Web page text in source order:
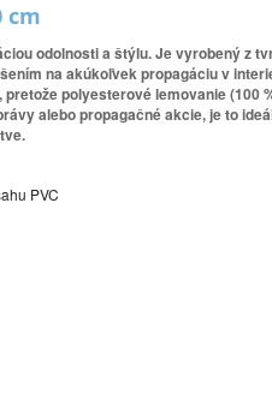
cm
odolnosti a štýlu. Je vyrobený z
na akúkoľvek propagáciu v
polyesterové lemovanie (100
alebo propagačné akcie, je to
PVC